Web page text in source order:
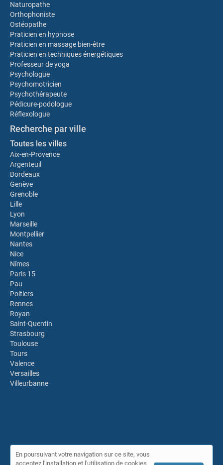
Naturopathe
Orthophoniste
Ostéopathe
Praticien en hypnose
Praticien en massage bien-être
Praticien en techniques énergétiques
Professeur de yoga
Psychologue
Psychomotricien
Psychothérapeute
Pédicure-podologue
Réflexologue
Recherche par ville
Toutes les villes
Aix-en-Provence
Argenteuil
Bordeaux
Genève
Grenoble
Lille
Lyon
Marseille
Montpellier
Nantes
Nice
Nîmes
Paris 15
Pau
Poitiers
Rennes
Royan
Saint-Quentin
Strasbourg
Toulouse
Tours
Valence
Versailles
Villeurbanne
En poursuivant votre navigation sur ce site, vous
acceptez l'installation et l'utilisation de cookies